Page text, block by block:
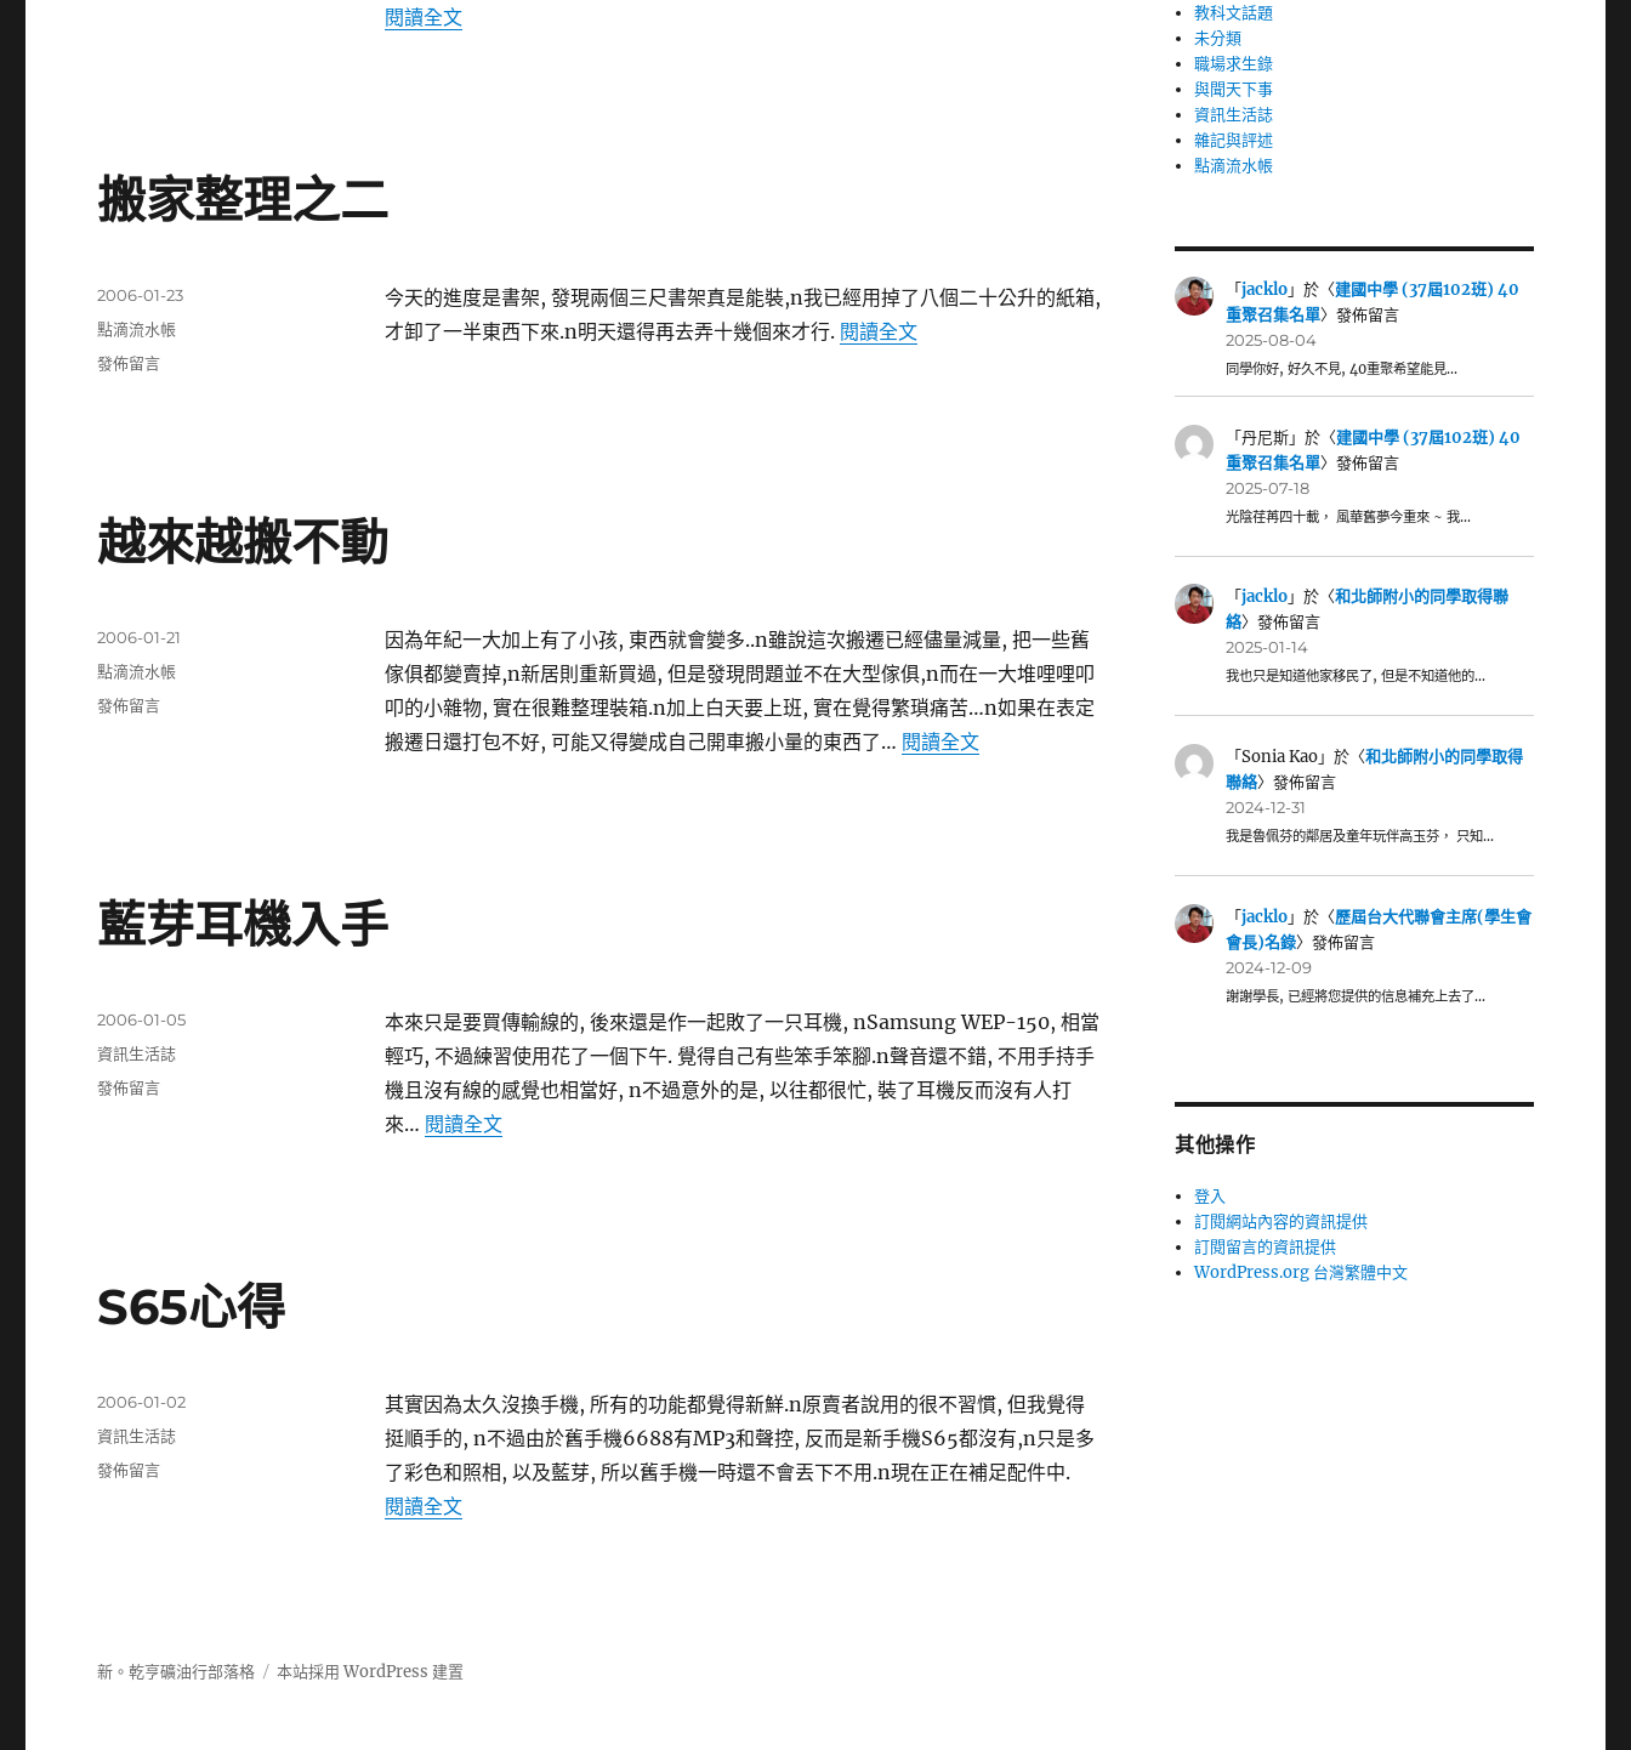
閱讀全文〈我對推背圖第四十象的解讀〉
中
搬家整理之二
今天的進度是書架, 發現兩個三尺書架真是能裝,n我已經用掉了八個二十公升的紙箱,
才卸了一半東西下來.n明天還得再去弄十幾個來才行. 閱讀全文〈搬家整理之二〉
發
佈
期:
2006-01-23
分
類
點滴流水帳
在
二〉
發佈留言
越來越搬不動
因為年紀一大加上有了小孩, 東西就會變多..n雖說這次搬遷已經儘量減量, 把一些舊
傢俱都變賣掉,n新居則重新買過, 但是發現問題並不在大型傢俱,n而在一大堆哩哩叩
叩的小雜物, 實在很難整理裝箱.n加上白天要上班, 實在覺得繁瑣痛苦…n如果在表定
搬遷日還打包不好, 可能又得變成自己開車搬小量的東西了… 閱讀全文〈越來越搬不動〉
發
佈
期:
2006-01-21
分
類
點滴流水帳
在
發佈留言
藍芽耳機入手
本來只是要買傳輸線的, 後來還是作一起敗了一只耳機, nSamsung WEP-150, 相當
輕巧, 不過練習使用花了一個下午. 覺得自己有些笨手笨腳.n聲音還不錯, 不用手持手
機且沒有線的感覺也相當好, n不過意外的是, 以往都很忙, 裝了耳機反而沒有人打
來… 閱讀全文〈藍芽耳機入手〉
發
佈
期:
2006-01-05
分
類
資訊生活誌
在
發佈留言
S65心得
其實因為太久沒換手機, 所有的功能都覺得新鮮.n原賣者說用的很不習慣, 但我覺得
挺順手的, n不過由於舊手機6688有MP3和聲控, 反而是新手機S65都沒有,n只是多
了彩色和照相, 以及藍芽, 所以舊手機一時還不會丟下不用.n現在正在補足配件中.
閱讀全文〈S65心得〉
發
佈
期:
2006-01-02
分
類
資訊生活誌
在
發佈留言
教科文話題
未分類
職場求生錄
與聞天下事
資訊生活誌
雜記與評述
點滴流水帳
「jacklo」於〈建國中學 (37屆102班) 40
重聚召集名單〉發佈留言
2025-08-04
同學你好, 好久不見, 40重聚希望能見…
「丹尼斯」於〈建國中學 (37屆102班) 40
重聚召集名單〉發佈留言
2025-07-18
光陰荏苒四十載， 風華舊夢今重來 ~ 我…
「jacklo」於〈和北師附小的同學取得聯
絡〉發佈留言
2025-01-14
我也只是知道他家移民了, 但是不知道他的…
「Sonia Kao」於〈和北師附小的同學取得
聯絡〉發佈留言
2024-12-31
我是魯佩芬的鄰居及童年玩伴高玉芬， 只知…
「jacklo」於〈歷屆台大代聯會主席(學生會
會長)名錄〉發佈留言
2024-12-09
謝謝學長, 已經將您提供的信息補充上去了…
其他操作
登入
訂閱網站內容的資訊提供
訂閱留言的資訊提供
WordPress.org 台灣繁體中文
新。乾亨礦油行部落格 本站採用 WordPress 建置